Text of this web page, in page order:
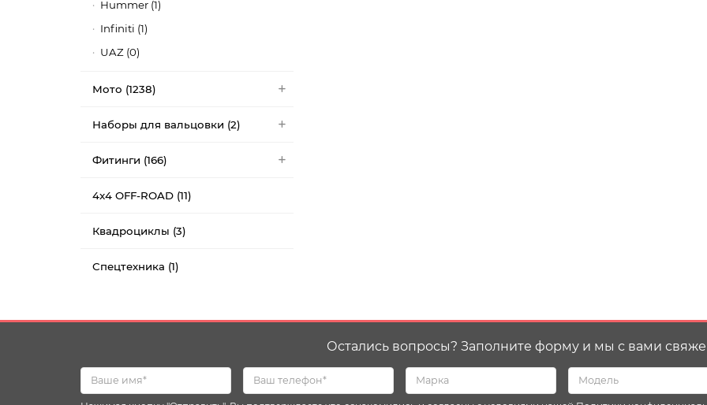
Hummer (1)
Infiniti (1)
UAZ (0)
Мото (1238)
Наборы для вальцовки (2)
Фитинги (166)
4x4 OFF-ROAD (11)
Квадроциклы (3)
Спецтехника (1)
Остались вопросы? Заполните форму и мы с вами